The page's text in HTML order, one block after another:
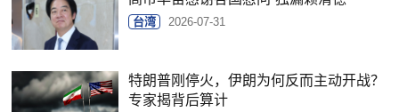
台湾 2026-07-31
特朗普刚停火，伊朗为何反而主动开战？
专家揭背后算计